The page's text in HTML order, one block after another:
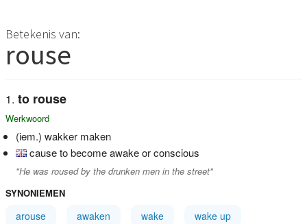
Betekenis van:
rouse
to rouse
Werkwoord
(iem.) wakker maken
cause to become awake or conscious
"He was roused by the drunken men in the street"
SYNONIEMEN
arouse awaken wake wake up